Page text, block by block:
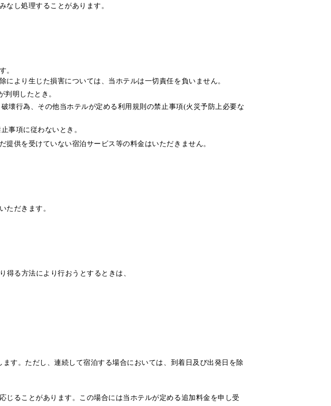
なし処理することがあります。
。
より生じた損害については、当ホテルは一切責任を負いません。
明したとき。
壊行為、その他当ホテルが定める利用規則の禁止事項(火災予防上必要な
事項に従わないとき。
供を受けていない宿泊サービス等の料金はいただきません。
ただきます。
得る方法により行おうとするときは、
す。ただし、連続して宿泊する場合においては、到着日及び出発日を除
ることがあります。この場合には当ホテルが定める追加料金を申し受